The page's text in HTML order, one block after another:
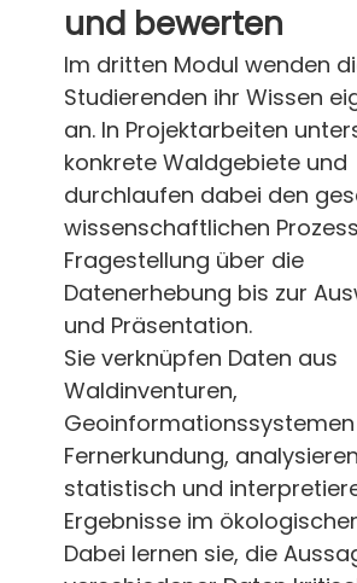
und bewerten
Im dritten Modul wenden
Studierenden ihr Wissen
an. In Projektarbeiten
konkrete Waldgebiete und
durchlaufen dabei den
wissenschaftlichen
Fragestellung über die
Datenerhebung bis zur
und Präsentation.
Sie verknüpfen Daten aus
Waldinventuren,
Fernerkundung,
statistisch und
Ergebnisse im
Dabei lernen sie, die